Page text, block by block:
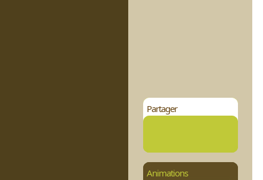
Partager
Animations